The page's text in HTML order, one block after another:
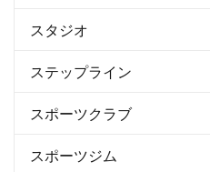
スタジオ
ステップライン
スポーツクラブ
スポーツジム